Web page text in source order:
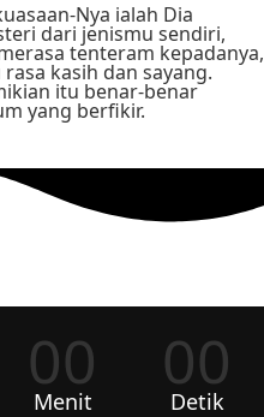
Nya ialah Dia
dari jenismu sendiri,
tenteram kepadanya,
kasih dan sayang.
itu benar-benar
yang berfikir.
00
Menit 00
Detik